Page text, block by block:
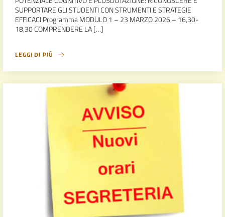
SUPPORTARE GLI STUDENTI CON STRUMENTI E STRATEGIE
EFFICACI Programma MODULO 1 – 23 MARZO 2026 – 16,30-
18,30 COMPRENDERE LA […]
LEGGI DI PIÙ